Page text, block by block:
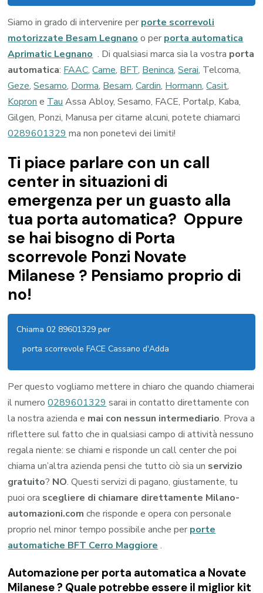
Siamo in grado di intervenire per porte scorrevoli
motorizzate Besam Legnano o per porta automatica
Aprimatic Legnano . Di qualsiasi marca sia la vostra porta
automatica: FAAC,Came, BFT, Beninca,Serai, Telcoma,
Geze,Sesamo, Dorma, Besam,Cardin, Hormann,Casit,
Kopron e Tau Assa Abloy, Sesamo, FACE, Portalp, Kaba,
Gilgen, Ponzi, Manusa per citarne alcuni, potete chiamarci
0289601329 ma non ponetevi dei limiti!
Ti piace parlare con un call
center in situazioni di
emergenza per un guasto alla
tua porta automatica? Oppure
se hai bisogno di Porta
scorrevole Ponzi Novate
Milanese ? Pensiamo proprio di
no!
Chiama 02 89601329 per
porta scorrevole FACE Cassano d'Adda
Per questo vogliamo mettere in chiaro che quando chiamerai
il numero0289601329sarai in contatto direttamente con
la nostra azienda e mai con nessun intermediario. Prova a
riflettere sul fatto che in qualsiasi campo di attività nessuno
regala niente: se chiami e risponde un call center che poi
chiama un’altra azienda pensi che tutto ciò sia un servizio
gratuito? NO. Questi servizi di pagano, giustamente, tu
puoi ora scegliere di chiamare direttamente Milano-
automazioni.com che risponde e opera con personale
proprio nel minor tempo possibile anche per porte
automatiche BFT Cerro Maggiore.
Automazione per porta automatica a Novate
Milanese ? Quale potrebbe essere il miglior kit